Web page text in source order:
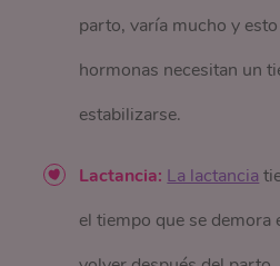
parto, varía mucho y
hormonas necesitan un
estabilizarse.
Lactancia: La lactancia
el tiempo que se